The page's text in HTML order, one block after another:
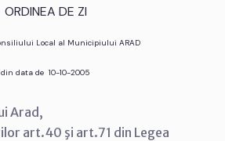
ORDINEA DE ZI
Local al Municipiului ARAD
din data de 10-10-2005
Arad,
art.40 şi art.71 din Legea